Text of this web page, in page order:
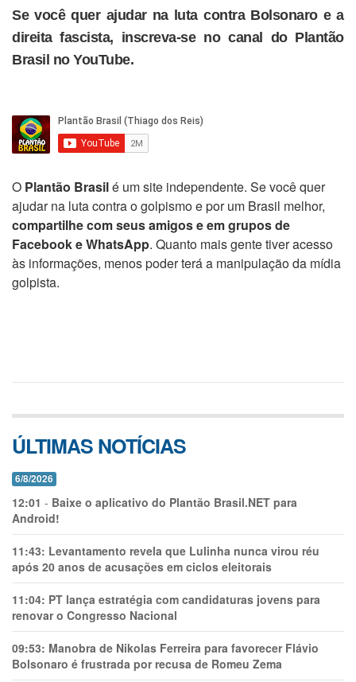
Se você quer ajudar na luta contra Bolsonaro e a
direita fascista, inscreva-se no canal do Plantão
Brasil no YouTube.
O Plantão Brasilé um site independente. Se você quer
ajudar na luta contra o golpismo e por um Brasil melhor,
compartilhe com seus amigos e em grupos de
Facebook e WhatsApp. Quanto mais gente tiver acesso
às informações, menos poder terá a manipulação da mídia
golpista.
ÚLTIMAS NOTÍCIAS
6/8/2026
12:01 - Baixe o aplicativo do Plantão Brasil.NET para
Android!
11:43: Levantamento revela que Lulinha nunca virou réu
após 20 anos de acusações em ciclos eleitorais
11:04: PT lança estratégia com candidaturas jovens para
renovar o Congresso Nacional
09:53: Manobra de Nikolas Ferreira para favorecer Flávio
Bolsonaro é frustrada por recusa de Romeu Zema